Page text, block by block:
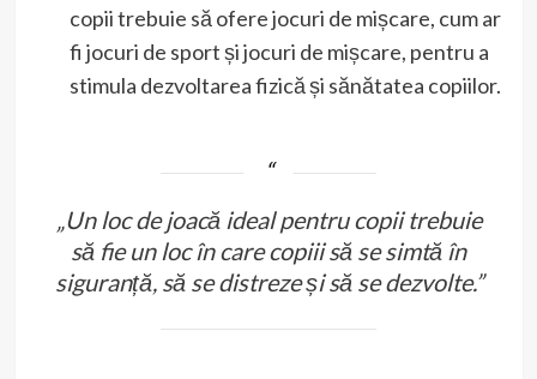
copii trebuie să ofere jocuri de mișcare, cum ar
fi jocuri de sport și jocuri de mișcare, pentru a
stimula dezvoltarea fizică și sănătatea copiilor.
„Un loc de joacă ideal pentru copii trebuie
să fie un loc în care copiii să se simtă în
siguranță, să se distreze și să se dezvolte.”